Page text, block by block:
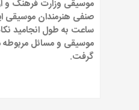
موسیقی وزارت فرهنگ و
صنفی هنرمندان موسیقی
ساعت به طول انجامید
موسیقی و مسائل مربوطه
گرفت.